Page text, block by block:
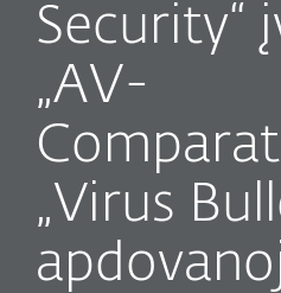
Security“
„AV-
„Virus